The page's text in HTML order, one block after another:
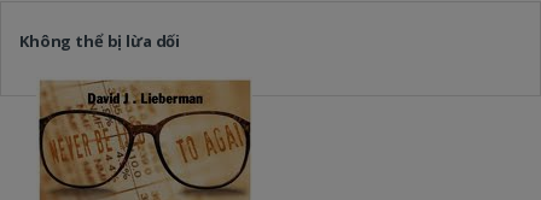
Không thể bị lừa dối